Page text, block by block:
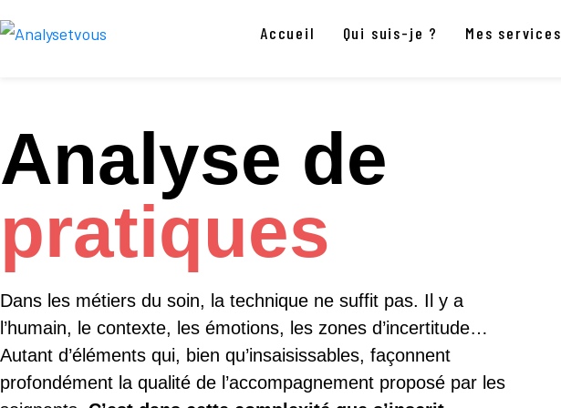
Accueil Qui suis-je ? Mes services
Analyse de
pratiques
Dans les métiers du soin, la technique ne suffit pas. Il y a
l’humain, le contexte, les émotions, les zones d’incertitude…
Autant d’éléments qui, bien qu’insaisissables, façonnent
profondément la qualité de l’accompagnement proposé par les